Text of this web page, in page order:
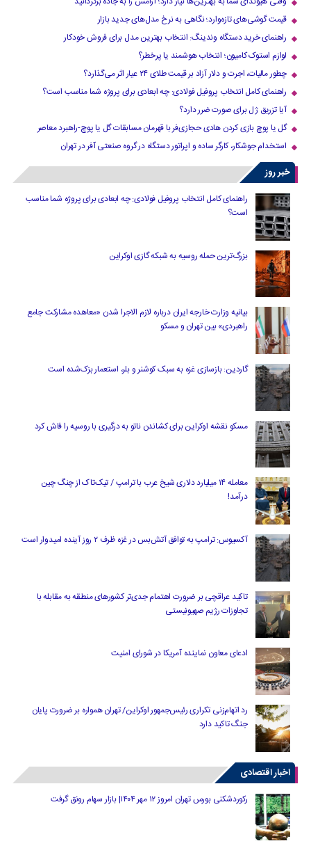
قیمت گوشی‌های تازه‌وارد؛ نگاهی به نرخ مدل‌های جدید بازار
راهنمای خرید دستگاه وندینگ: انتخاب بهترین مدل برای فروش خودکار
لوازم استوک کامیون؛ انتخاب هوشمند یا پرخطر؟
چطور مالیات، اجرت و دلار آزاد بر قیمت طلای ۲۴ عیار اثر می‌گذارد؟
راهنمای کامل انتخاب پروفیل فولادی: چه ابعادی برای پروژه شما مناسب است؟
آیا تزریق ژل برای صورت ضرر دارد​؟
گل یا پوچ بازی کردن هادی حجازی‌فر با قهرمان مسابقات گل یا پوچ-راهبرد معاصر
استخدام جوشکار، کارگر ساده و اپراتور دستگاه در گروه صنعتی آفر در تهران
خبر روز
راهنمای کامل انتخاب پروفیل فولادی: چه ابعادی برای پروژه شما مناسب
است؟
بزرگ‌ترین حمله روسیه به شبکه گازی اوکراین
بیانیه وزارت خارجه ایران درباره لازم‌ الاجرا شدن «معاهده مشارکت جامع
راهبردی» بین تهران و مسکو
گاردین: بازسازی غزه به سبک کوشنر و بلر، استعمار بزک‌شده است
مسکو نقشه اوکراین برای کشاندن ناتو به درگیری با روسیه را فاش کرد
معامله ۱۴ میلیارد دلاری شیخ عرب با ترامپ / تیک‌تاک از چنگ چین
درآمد!
آکسیوس: ترامپ به توافق آتش‌بس در غزه ظرف ۲ روز آینده امیدوار است
تاکید عراقچی بر ضرورت اهتمام جدی‌تر کشورهای منطقه به مقابله با
تجاوزات رژیم صهیونیستی
ادعای معاون نماینده آمریکا در شورای امنیت
رد اتهام‌زنی تکراری رئیس‌جمهور اوکراین/ تهران همواره بر ضرورت پایان
جنگ تاکید دارد
اخبار اقتصادی
رکوردشکنی بورس تهران امروز ۱۲ مهر ۱۴۰۴| بازار سهام رونق گرفت